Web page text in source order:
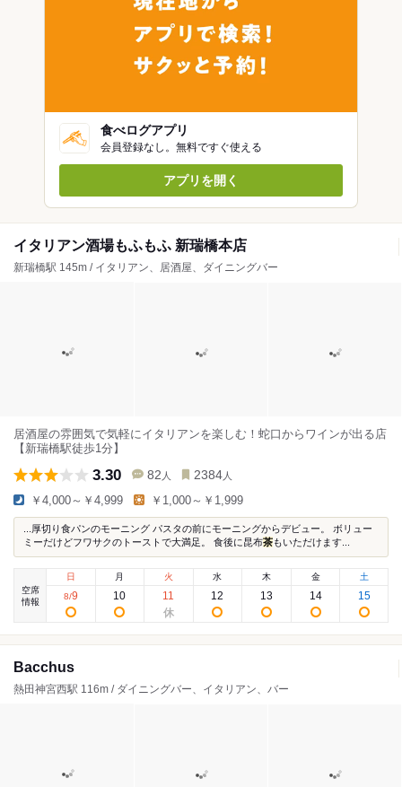
食べログアプリ
会員登録なし。無料ですぐ使える
アプリを開く
イタリアン酒場もふもふ 新瑞橋本店
新瑞橋駅 145m / イタリアン、居酒屋、ダイニングバー
居酒屋の雰囲気で気軽にイタリアンを楽しむ！蛇口からワインが出る店
【新瑞橋駅徒歩1分】
3.30 82 人 2384 人
￥4,000～￥4,999 ￥1,000～￥1,999
...厚切り食パンのモーニング パスタの前にモーニングからデビュー。 ボリュー
ミーだけどフワサクのトーストで大満足。 食後に昆布茶もいただけます...
空席
情報
日
8/9
月
10
火
11
水
12
木
13
金
14
土
15
Bacchus
熱田神宮西駅 116m / ダイニングバー、イタリアン、バー